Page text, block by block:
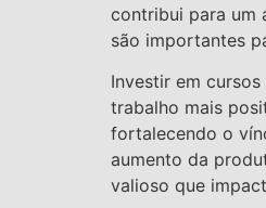
contribui para um
são importantes
Investir em
trabalho mais
fortalecendo o
aumento da
valioso que